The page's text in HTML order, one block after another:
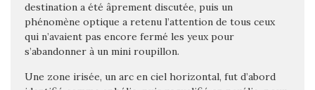
destination a été âprement discutée, puis un
phénomène optique a retenu l’attention de tous ceux
qui n’avaient pas encore fermé les yeux pour
s’abandonner à un mini roupillon.
Une zone irisée, un arc en ciel horizontal, fut d’abord